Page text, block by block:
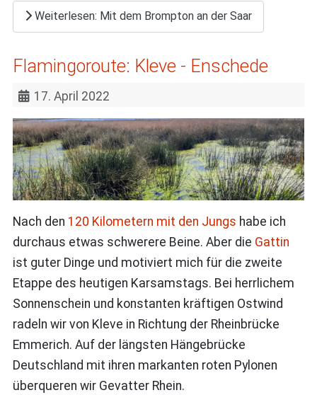
Weiterlesen: Mit dem Brompton an der Saar
Flamingoroute: Kleve - Enschede
17. April 2022
Nach den 120 Kilometern mit den Jungs habe ich
durchaus etwas schwerere Beine. Aber die Gattin
ist guter Dinge und motiviert mich für die zweite
Etappe des heutigen Karsamstags. Bei herrlichem
Sonnenschein und konstanten kräftigen Ostwind
radeln wir von Kleve in Richtung der Rheinbrücke
Emmerich. Auf der längsten Hängebrücke
Deutschland mit ihren markanten roten Pylonen
überqueren wir Gevatter Rhein.